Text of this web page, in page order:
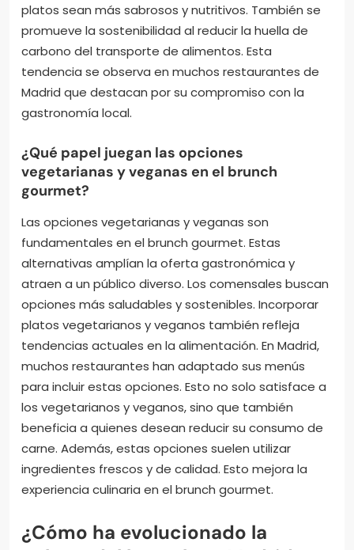
platos sean más sabrosos y nutritivos. También se
promueve la sostenibilidad al reducir la huella de
carbono del transporte de alimentos. Esta
tendencia se observa en muchos restaurantes de
Madrid que destacan por su compromiso con la
gastronomía local.
¿Qué papel juegan las opciones
vegetarianas y veganas en el brunch
gourmet?
Las opciones vegetarianas y veganas son
fundamentales en el brunch gourmet. Estas
alternativas amplían la oferta gastronómica y
atraen a un público diverso. Los comensales buscan
opciones más saludables y sostenibles. Incorporar
platos vegetarianos y veganos también refleja
tendencias actuales en la alimentación. En Madrid,
muchos restaurantes han adaptado sus menús
para incluir estas opciones. Esto no solo satisface a
los vegetarianos y veganos, sino que también
beneficia a quienes desean reducir su consumo de
carne. Además, estas opciones suelen utilizar
ingredientes frescos y de calidad. Esto mejora la
experiencia culinaria en el brunch gourmet.
¿Cómo ha evolucionado la